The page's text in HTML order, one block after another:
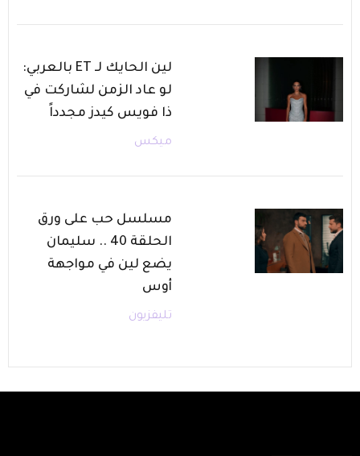
لين الحايك لـ ET بالعربي:
لو عاد الزمن لشاركت في
ذا فويس كيدز مجدداً
ميكس
مسلسل حب على ورق
الحلقة 40 .. سليمان
يضع لين في مواجهة
أوس
تليفزيون